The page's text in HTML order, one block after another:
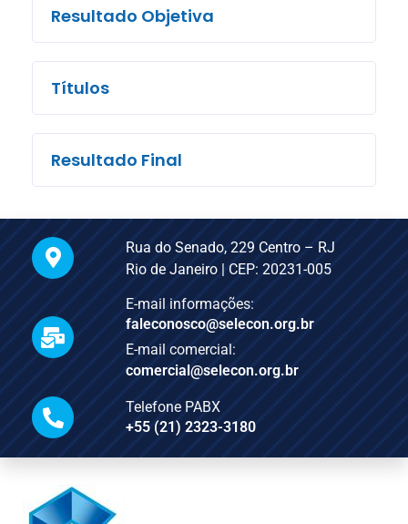
Resultado Objetiva
Títulos
Resultado Final
Rua do Senado, 229 Centro – RJ
Rio de Janeiro | CEP: 20231-005
E-mail informações:
faleconosco@selecon.org.br
E-mail comercial:
comercial@selecon.org.br
Telefone PABX
+55 (21) 2323-3180